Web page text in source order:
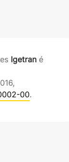
Igetran é
00.